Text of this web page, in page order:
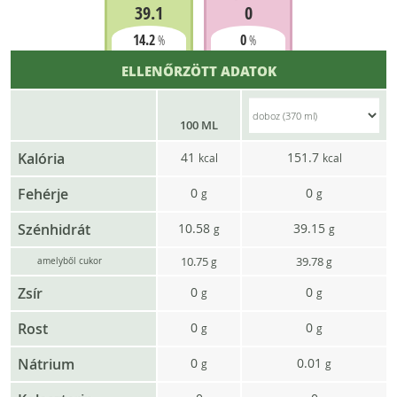
39.1
14.2%
0
0%
ELLENŐRZÖTT ADATOK
100 ML
Kalória 41 kcal 151.7 kcal
Fehérje 0 g 0 g
Szénhidrát 10.58 g 39.15 g
amelyből cukor 10.75g 39.78g
Zsír 0 g 0 g
Rost 0 g 0 g
Nátrium 0 g 0.01 g